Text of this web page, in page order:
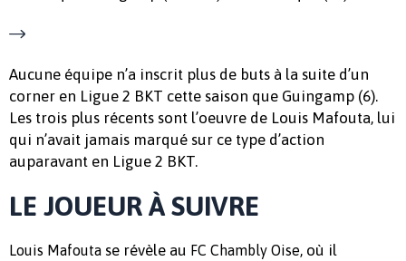
Aucune équipe n’a inscrit plus de buts à la suite d’un
corner en Ligue 2 BKT cette saison que Guingamp (6).
Les trois plus récents sont l’oeuvre de Louis Mafouta, lui
qui n’avait jamais marqué sur ce type d’action
auparavant en Ligue 2 BKT.
LE JOUEUR À SUIVRE
Louis Mafouta se révèle au FC Chambly Oise, où il